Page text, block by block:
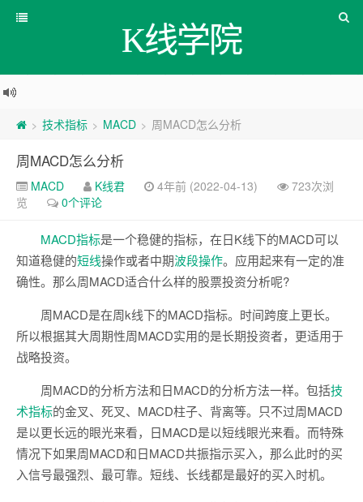
K线学院
> 技术指标 > MACD > 周MACD怎么分析
周MACD怎么分析
MACD K线君 4年前 (2022-04-13)
723次浏
览
0个评论
MACD指标是一个稳健的指标，在日K线下的MACD可以
知道稳健的短线操作或者中期波段操作。应用起来有一定的准
确性。那么周MACD适合什么样的股票投资分析呢?
周MACD是在周k线下的MACD指标。时间跨度上更长。
所以根据其大周期性周MACD实用的是长期投资者，更适用于
战略投资。
周MACD的分析方法和日MACD的分析方法一样。包括技
术指标的金叉、死叉、MACD柱子、背离等。只不过周MACD
是以更长远的眼光来看，日MACD是以短线眼光来看。而特殊
情况下如果周MACD和日MACD共振指示买入，那么此时的买
入信号最强烈、最可靠。短线、长线都是最好的买入时机。